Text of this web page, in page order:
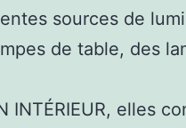
sources de
de table, des
INTÉRIEUR, elles